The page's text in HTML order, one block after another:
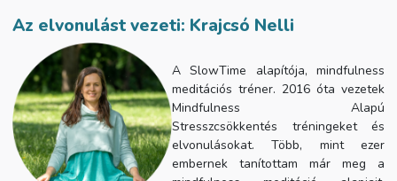
Az elvonulást vezeti: Krajcsó Nelli
A SlowTime alapítója, mindfulness
meditációs tréner. 2016 óta vezetek
Mindfulness Alapú
Stresszcsökkentés tréningeket és
elvonulásokat. Több, mint ezer
embernek tanítottam már meg a